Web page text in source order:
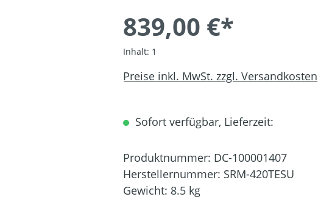
839,00 €*
Inhalt: 1
Preise inkl. MwSt. zzgl. Versandkosten
Sofort verfügbar, Lieferzeit:
Produktnummer: DC-100001407
Herstellernummer: SRM-420TESU
Gewicht: 8.5 kg